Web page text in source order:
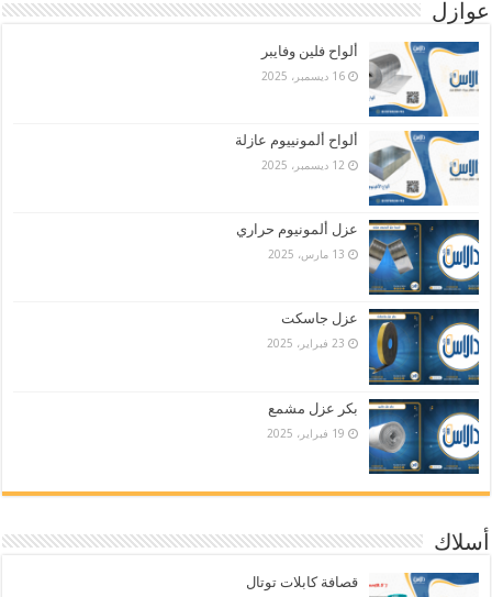
عوازل
ألواح فلين وفايبر
16 ديسمبر، 2025
ألواح ألمونييوم عازلة
12 ديسمبر، 2025
عزل ألمونيوم حراري
13 مارس، 2025
عزل جاسكت
23 فبراير، 2025
بكر عزل مشمع
19 فبراير، 2025
أسلاك
قصافة كابلات توتال